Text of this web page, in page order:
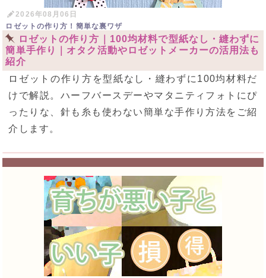
2026年08月06日
ロゼットの作り方！簡単な裏ワザ
ロゼットの作り方｜100均材料で型紙なし・縫わずに
簡単手作り｜オタク活動やロゼットメーカーの活用法も
紹介
ロゼットの作り方を型紙なし・縫わずに100均材料だ
けで解説。ハーフバースデーやマタニティフォトにぴ
ったりな、針も糸も使わない簡単な手作り方法をご紹
介します。